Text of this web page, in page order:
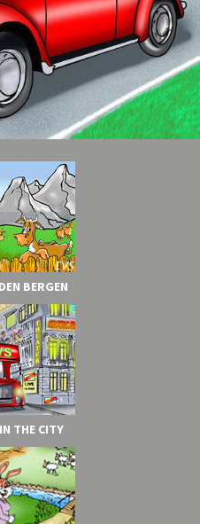
die Mühle von Domburg.
unzählige Besucher in
Urlaub an der holländischen
BERGEN
THE CITY